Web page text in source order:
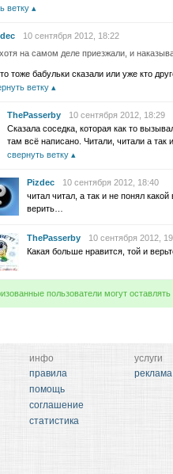
ветку
10 сентября 2012, 18:22
хотя на самом деле приезжали, и
тоже бабульки сказали или уже кто
ветку
ThePasserby
10 сентября 2012, 18:29
Сказала соседка, которая как то
там всё написано. Читали, читали а так
свернуть ветку
Pizdec
10 сентября 2012, 18:40
читал читал, а так и не понял
верить…
ThePasserby
10 сентября 2012,
Какая больше нравится, той и
пользователи могут
инфо
правила
помощь
соглашение
статистика
услуги
реклама